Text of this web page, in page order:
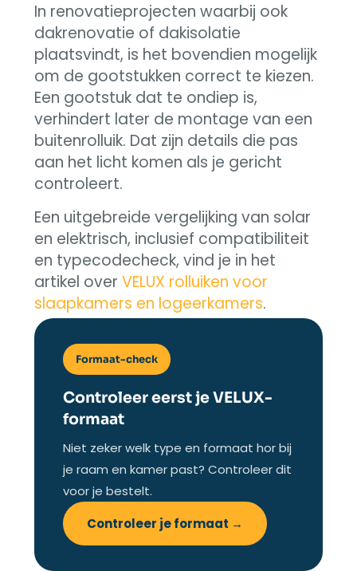
In renovatieprojecten waarbij ook
dakrenovatie of dakisolatie
plaatsvindt, is het bovendien mogelijk
om de gootstukken correct te kiezen.
Een gootstuk dat te ondiep is,
verhindert later de montage van een
buitenrolluik. Dat zijn details die pas
aan het licht komen als je gericht
controleert.
Een uitgebreide vergelijking van solar
en elektrisch, inclusief compatibiliteit
en typecodecheck, vind je in het
artikel over VELUX rolluiken voor
slaapkamers en logeerkamers.
Formaat-check
Controleer eerst je VELUX-
formaat
Niet zeker welk type en formaat hor bij
je raam en kamer past? Controleer dit
voor je bestelt.
Controleer je formaat →